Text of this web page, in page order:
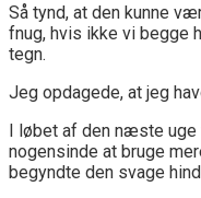
Så tynd, at den kunne
fnug, hvis ikke vi begge
tegn.
Jeg opdagede, at jeg
I løbet af den næste
nogensinde at bruge
begyndte den svage